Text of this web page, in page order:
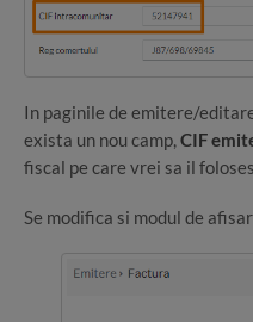
In paginile de emitere/
exista un nou camp, CIF
fiscal pe care vrei sa il
Se modifica si modul de